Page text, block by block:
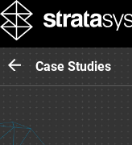
Case Studies